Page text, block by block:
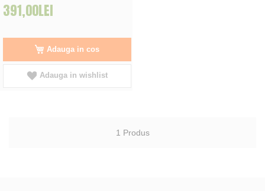
391,00LEI
Adauga in cos
Adauga in wishlist
1 Produs